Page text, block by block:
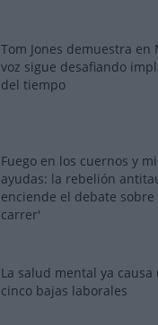
Tom Jones demuestra
voz sigue desafiando
del tiempo
Fuego en los cuernos y
ayudas: la rebelión
enciende el debate sobre
carrer'
La salud mental ya causa
cinco bajas laborales